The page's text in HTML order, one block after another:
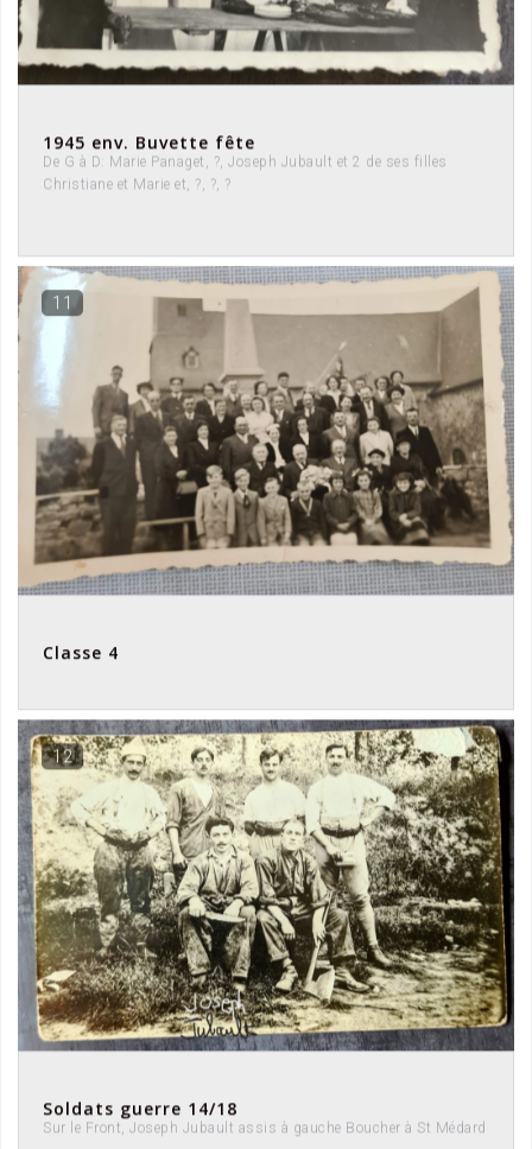
1945 env. Buvette fête
De G à D: Marie Panaget, ?, Joseph Jubault et 2 de ses filles
Christiane et Marie et, ?, ?, ?
Classe 4
11
Soldats guerre 14/18
Sur le Front, Joseph Jubault assis à gauche Boucher à St Médard
12